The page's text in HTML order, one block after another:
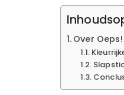
Over